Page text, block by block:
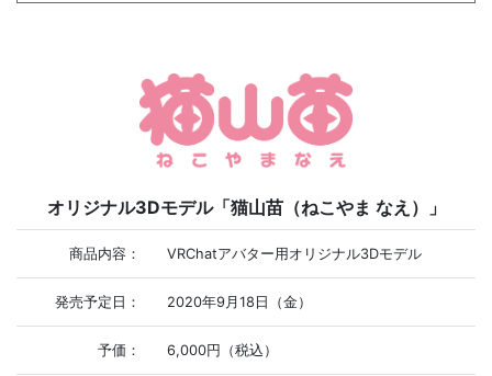
オリジナル3Dモデル「猫山苗（ねこやま なえ）」
商品内容： VRChatアバター用オリジナル3Dモデル
発売予定日： 2020年9月18日（金）
予価： 6,000円（税込）